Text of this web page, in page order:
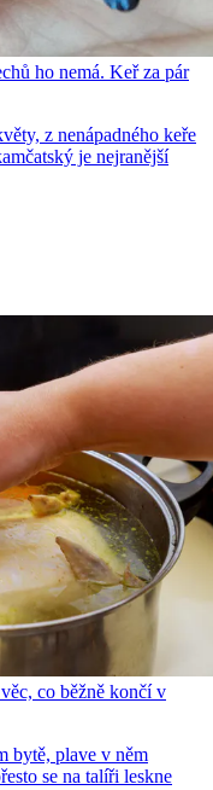
ho nemá. Keř za pár
z nenápadného keře
je nejranější
co běžně končí v
bytě, plave v něm
se na talíři leskne